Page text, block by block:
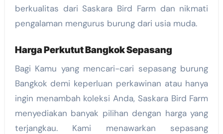
berkualitas dari Saskara Bird Farm dan nikmati
pengalaman mengurus burung dari usia muda.
Harga Perkutut Bangkok Sepasang
Bagi Kamu yang mencari-cari sepasang burung
Bangkok demi keperluan perkawinan atau hanya
ingin menambah koleksi Anda, Saskara Bird Farm
menyediakan banyak pilihan dengan harga yang
terjangkau. Kami menawarkan sepasang